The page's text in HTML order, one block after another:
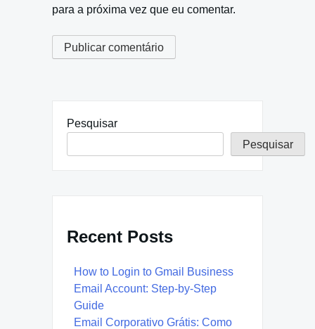
para a próxima vez que eu comentar.
Pesquisar
Pesquisar
Recent Posts
How to Login to Gmail Business
Email Account: Step-by-Step
Guide
Email Corporativo Grátis: Como